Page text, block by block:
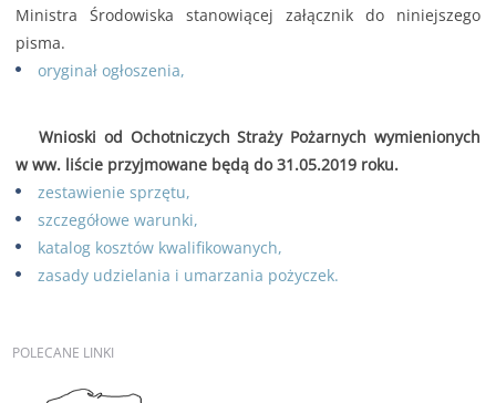
Ministra Środowiska stanowiącej załącznik do niniejszego
pisma.
oryginał ogłoszenia,
Wnioski od Ochotniczych Straży Pożarnych wymienionych
w ww. liście przyjmowane będą do 31.05.2019 roku.
zestawienie sprzętu,
szczegółowe warunki,
katalog kosztów kwalifikowanych,
zasady udzielania i umarzania pożyczek.
POLECANE LINKI